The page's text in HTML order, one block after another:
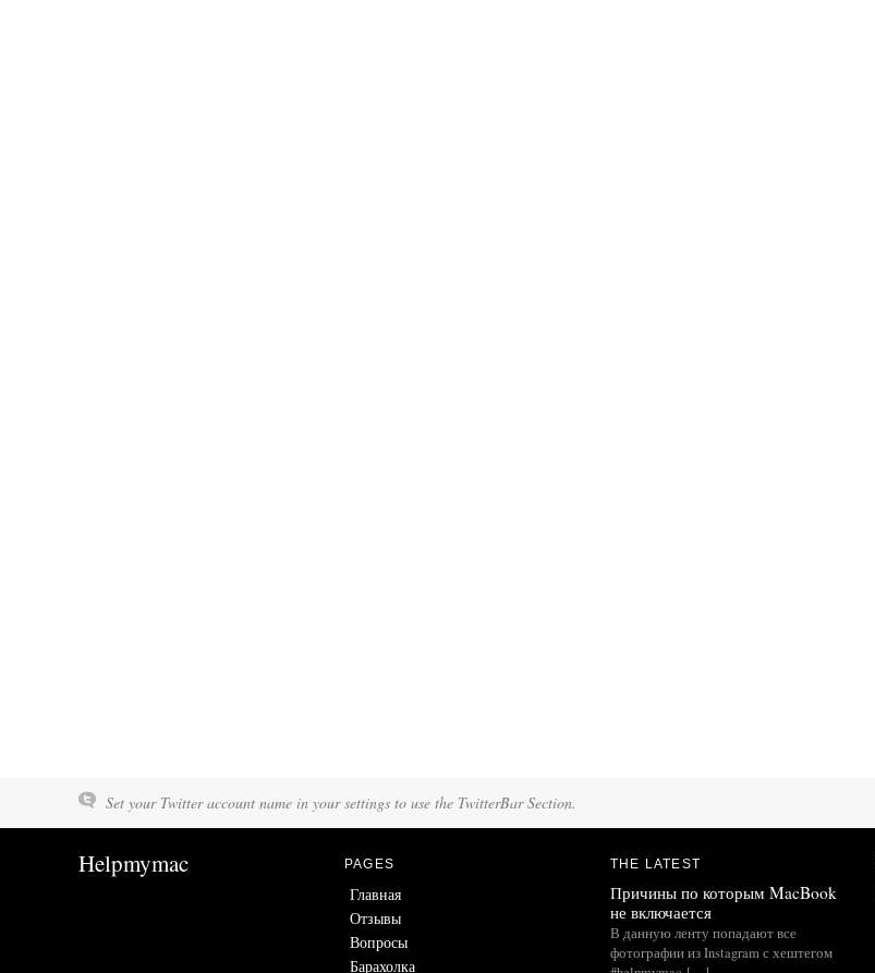
Set your Twitter account name in your settings to use the TwitterBar Section.
Helpmymac PAGES
Главная
Отзывы
Вопросы
Барахолка
THE LATEST
Причины по которым MacBook
не включается
В данную ленту попадают все
фотографии из Instagram с хештегом